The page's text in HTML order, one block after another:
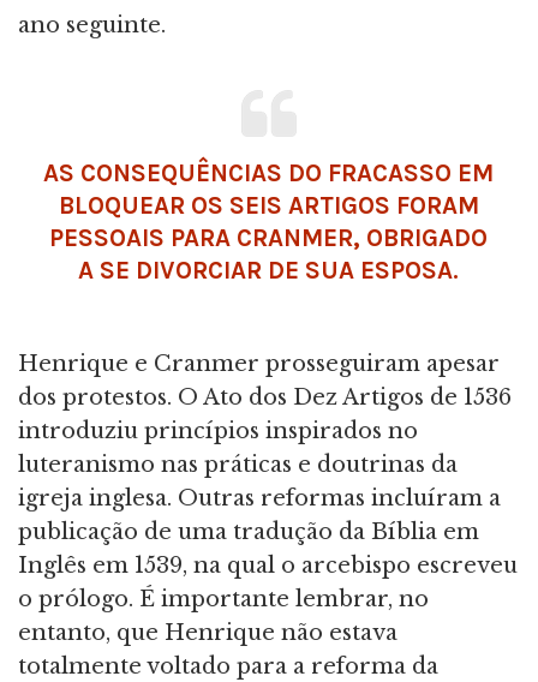
ano seguinte.
AS CONSEQUÊNCIAS DO FRACASSO EM
BLOQUEAR OS SEIS ARTIGOS FORAM
PESSOAIS PARA CRANMER, OBRIGADO
A SE DIVORCIAR DE SUA ESPOSA.
Henrique e Cranmer prosseguiram apesar
dos protestos. O Ato dos Dez Artigos de 1536
introduziu princípios inspirados no
luteranismo nas práticas e doutrinas da
igreja inglesa. Outras reformas incluíram a
publicação de uma tradução da Bíblia em
Inglês em 1539, na qual o arcebispo escreveu
o prólogo. É importante lembrar, no
entanto, que Henrique não estava
totalmente voltado para a reforma da